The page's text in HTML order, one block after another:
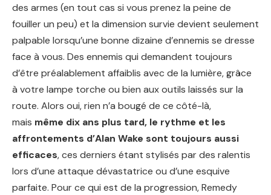
des armes (en tout cas si vous prenez la peine de
fouiller un peu) et la dimension survie devient seulement
palpable lorsqu’une bonne dizaine d’ennemis se dresse
face à vous. Des ennemis qui demandent toujours
d’être préalablement affaiblis avec de la lumière, grâce
à votre lampe torche ou bien aux outils laissés sur la
route. Alors oui, rien n’a bougé de ce côté-là,
mais même dix ans plus tard, le rythme et les
affrontements d’Alan Wake sont toujours aussi
efficaces, ces derniers étant stylisés par des ralentis
lors d’une attaque dévastatrice ou d’une esquive
parfaite. Pour ce qui est de la progression, Remedy